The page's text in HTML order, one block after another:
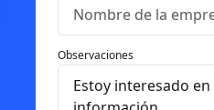
Observaciones